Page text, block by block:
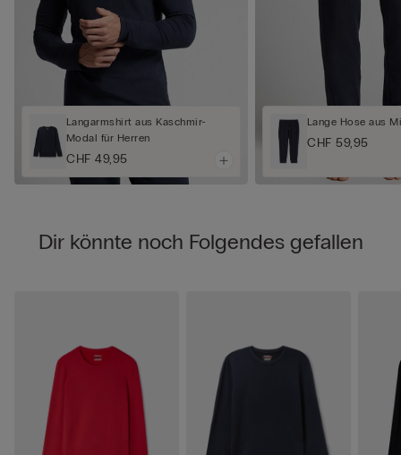
Langarmshirt aus Kaschmir-
Modal für Herren
CHF 49,95
Lange Hose aus
CHF 59,95
Dir könnte noch Folgendes gefallen